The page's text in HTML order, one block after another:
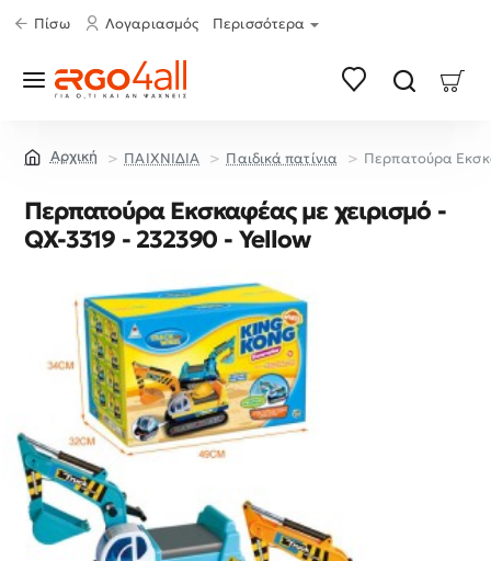
Πίσω Λογαριασμός Περισσότερα
ΠΑΙΧΝΙΔΙΑ Παιδικά πατίνια Περπατούρα
Περπατούρα Εκσκαφέας με χειρισμό -
QX-3319 - 232390 - Yellow